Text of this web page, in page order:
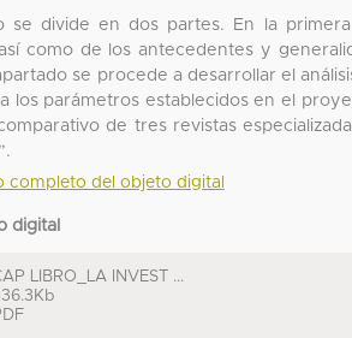
se divide en dos partes. En la
como de los antecedentes y
se procede a desarrollar el
los parámetros establecidos en el
de tres revistas
completo del objeto digital
digital
LIBRO_LA INVEST ...